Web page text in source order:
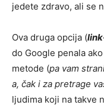
jedete zdravo, ali se
Ova druga opcija (
do Google penala
metode (pa vam
a, čak i za pretrage
ljudima koji na takve